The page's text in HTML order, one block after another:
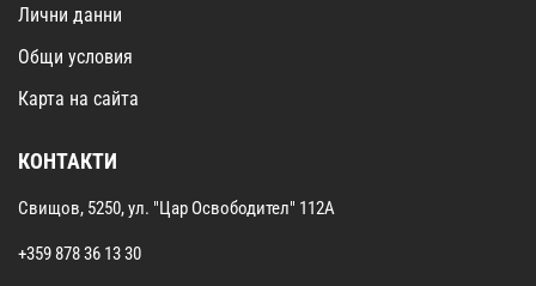
Лични данни
Общи условия
Карта на сайта
КОНТАКТИ
Свищов, 5250, ул. "Цар Освободител" 112А
+359 878 36 13 30